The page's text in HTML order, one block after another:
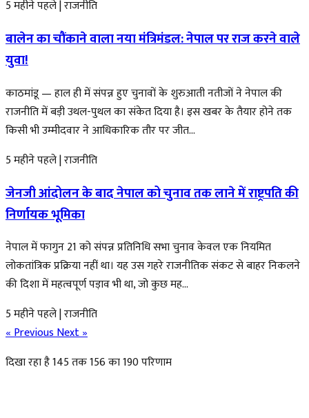
5 महीने पहले|राजनीति
बालेन का चौंकाने वाला नया मंत्रिमंडल: नेपाल पर राज करने वाले
युवा!
काठमांडू — हाल ही में संपन्न हुए चुनावों के शुरुआती नतीजों ने नेपाल की
राजनीति में बड़ी उथल-पुथल का संकेत दिया है। इस खबर के तैयार होने तक
किसी भी उम्मीदवार ने आधिकारिक तौर पर जीत...
5 महीने पहले|राजनीति
जेनजी आंदोलन के बाद नेपाल को चुनाव तक लाने में राष्ट्रपति की
निर्णायक भूमिका
नेपाल में फागुन 21 को संपन्न प्रतिनिधि सभा चुनाव केवल एक नियमित
लोकतांत्रिक प्रक्रिया नहीं था। यह उस गहरे राजनीतिक संकट से बाहर निकलने
की दिशा में महत्वपूर्ण पड़ाव भी था, जो कुछ मह...
5 महीने पहले|राजनीति
« PreviousNext »
दिखा रहा है145तक156का190परिणाम